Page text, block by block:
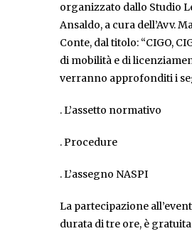
organizzato dallo Studio
Ansaldo, a cura dell’Avv.
Conte, dal titolo: “CIGO,
di mobilità e di
verranno approfonditi i
. L’assetto normativo
. Procedure
. L’assegno NASPI
La partecipazione
durata di tre ore, è